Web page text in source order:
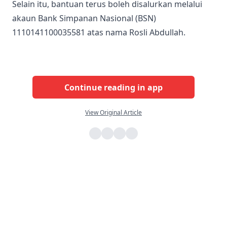
Selain itu, bantuan terus boleh disalurkan melalui
akaun Bank Simpanan Nasional (BSN)
1110141100035581 atas nama Rosli Abdullah.
Continue reading in app
View Original Article